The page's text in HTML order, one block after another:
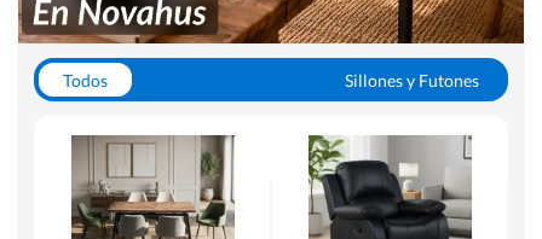
Todos
Sillones y Futones
Escritorios y Sillas PC
Racks y Muebles TV
Alfombras